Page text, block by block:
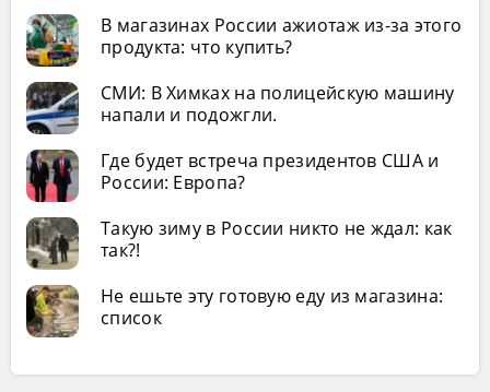
В магазинах России ажиотаж из-за этого
продукта: что купить?
СМИ: В Химках на полицейскую машину
напали и подожгли.
Где будет встреча президентов США и
России: Европа?
Такую зиму в России никто не ждал: как
так?!
Не ешьте эту готовую еду из магазина:
список